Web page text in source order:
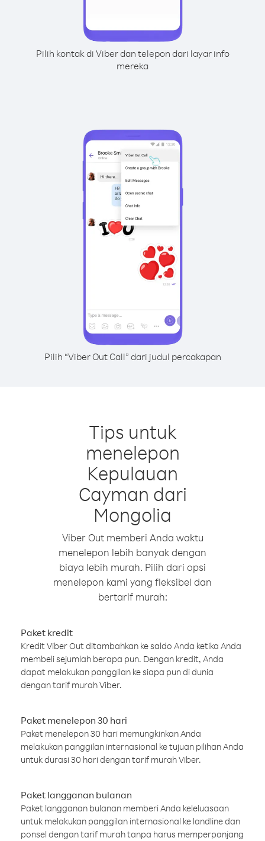
Pilih kontak di Viber dan telepon dari layar info
mereka
Pilih “Viber Out Call” dari judul percakapan
Tips untuk
menelepon
Kepulauan
Cayman dari
Mongolia
Viber Out memberi Anda waktu
menelepon lebih banyak dengan
biaya lebih murah. Pilih dari opsi
menelepon kami yang fleksibel dan
bertarif murah:
Paket kredit
Kredit Viber Out ditambahkan ke saldo Anda ketika Anda
membeli sejumlah berapa pun. Dengan kredit, Anda
dapat melakukan panggilan ke siapa pun di dunia
dengan tarif murah Viber.
Paket menelepon 30 hari
Paket menelepon 30 hari memungkinkan Anda
melakukan panggilan internasional ke tujuan pilihan Anda
untuk durasi 30 hari dengan tarif murah Viber.
Paket langganan bulanan
Paket langganan bulanan memberi Anda keleluasaan
untuk melakukan panggilan internasional ke landline dan
ponsel dengan tarif murah tanpa harus memperpanjang